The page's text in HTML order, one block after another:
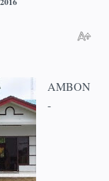
AMBON
-